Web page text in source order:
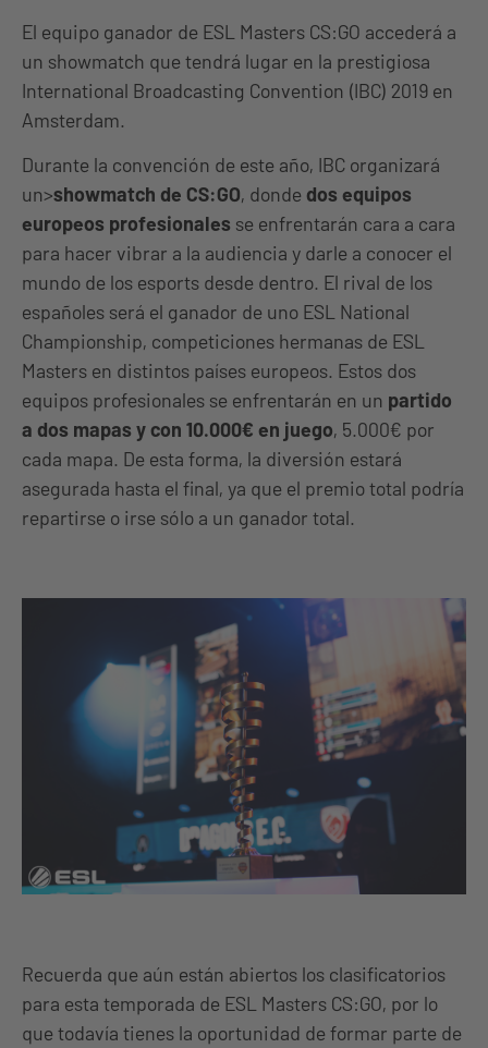
El equipo ganador de ESL Masters CS:GO accederá a
un showmatch que tendrá lugar en la prestigiosa
International Broadcasting Convention (IBC) 2019 en
Amsterdam.
Durante la convención de este año, IBC organizará
un>showmatch de CS:GO, donde dos equipos
europeos profesionales se enfrentarán cara a cara
para hacer vibrar a la audiencia y darle a conocer el
mundo de los esports desde dentro. El rival de los
españoles será el ganador de uno ESL National
Championship, competiciones hermanas de ESL
Masters en distintos países europeos. Estos dos
equipos profesionales se enfrentarán en un partido
a dos mapas y con 10.000€ en juego, 5.000€ por
cada mapa. De esta forma, la diversión estará
asegurada hasta el final, ya que el premio total podría
repartirse o irse sólo a un ganador total.
Recuerda que aún están abiertos los clasificatorios
para esta temporada de ESL Masters CS:GO, por lo
que todavía tienes la oportunidad de formar parte de